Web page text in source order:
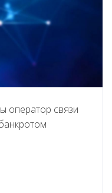
связи